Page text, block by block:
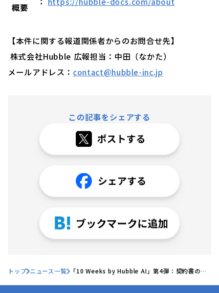
概要
【本件に関する報道関係者からのお問合せ先】
株式会社Hubble 広報担当：中田（なかた）
メールアドレス： contact@hubble-inc.jp
この記事をシェアする
トップ ニュース一覧 「10 Weeks by Hubble AI」第4弾：契約書の見